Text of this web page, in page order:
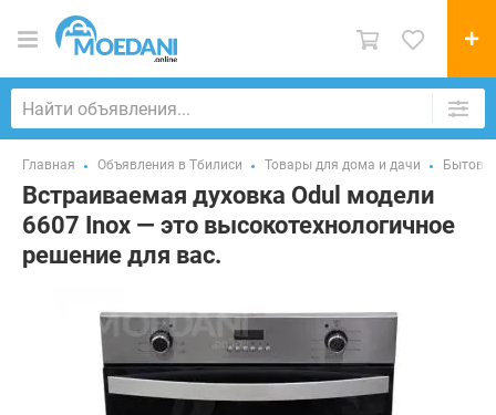
Главная Объявления в Тбилиси Товары для дома и дачи
Встраиваемая духовка Odul модели
6607 Inox — это высокотехнологичное
решение для вас.